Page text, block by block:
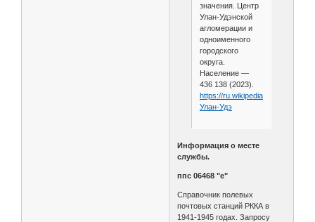
значения. Центр
Улан-Удэнской
агломерации и
одноименного
городского
округа.
Население —
436 138 (2023).
https://ru.wikipedia.org/wiki/
Улан-Удэ
Информация о месте
службы.
ппс 06468 "е"
Справочник полевых
почтовых станций РККА в
1941-1945 годах. Запросу